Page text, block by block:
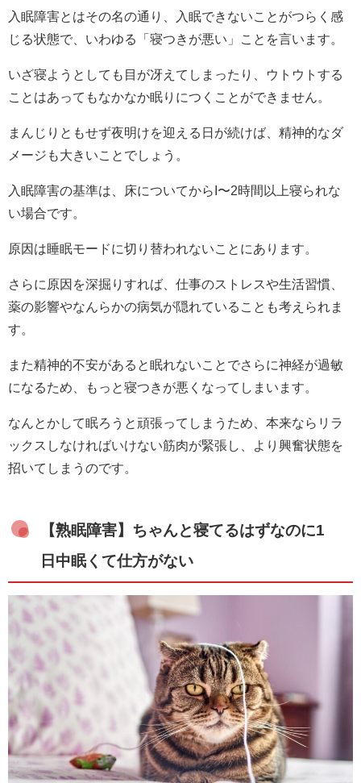
入眠障害とはその名の通り、入眠できないことがつらく感
じる状態で、いわゆる「寝つきが悪い」ことを言います。
いざ寝ようとしても目が冴えてしまったり、ウトウトする
ことはあってもなかなか眠りにつくことができません。
まんじりともせず夜明けを迎える日が続けば、精神的なダ
メージも大きいことでしょう。
入眠障害の基準は、床についてからI〜2時間以上寝られな
い場合です。
原因は睡眠モードに切り替われないことにあります。
さらに原因を深掘りすれば、仕事のストレスや生活習慣、
薬の影響やなんらかの病気が隠れていることも考えられま
す。
また精神的不安があると眠れないことでさらに神経が過敏
になるため、もっと寝つきが悪くなってしまいます。
なんとかして眠ろうと頑張ってしまうため、本来ならリラ
ックスしなければいけない筋肉が緊張し、より興奮状態を
招いてしまうのです。
【熟眠障害】ちゃんと寝てるはずなのに1
日中眠くて仕方がない